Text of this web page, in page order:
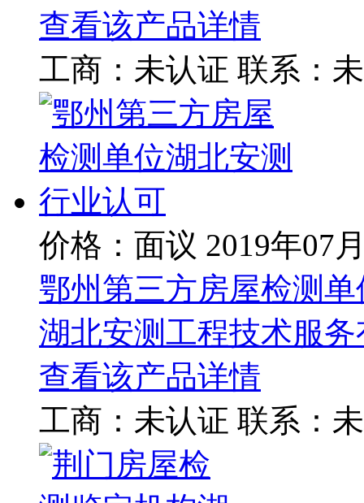
查看该产品详情
工商： 未认证 联系：
价格：面议 2019年07
鄂州第三方房屋检测
湖北安测工程技术服
查看该产品详情
工商： 未认证 联系：